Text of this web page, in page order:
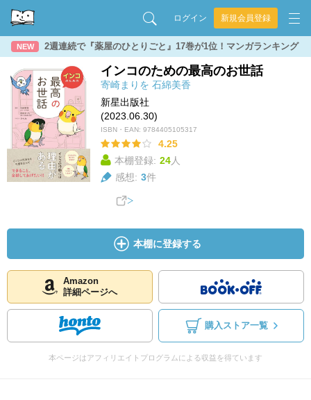
ログイン 新規会員登録
NEW 2週連続で『薬屋のひとりごと』17巻が1位！マンガランキング
インコのための最高のお世話
寄崎まりを 石綿美香
新星出版社
(2023.06.30)
ISBN・EAN: 9784405105317
4.25
本棚登録: 24人
感想: 3件
本棚に登録する
Amazon
詳細ページへ
購入ストア一覧
本ページはアフィリエイトプログラムによる収益を得ています